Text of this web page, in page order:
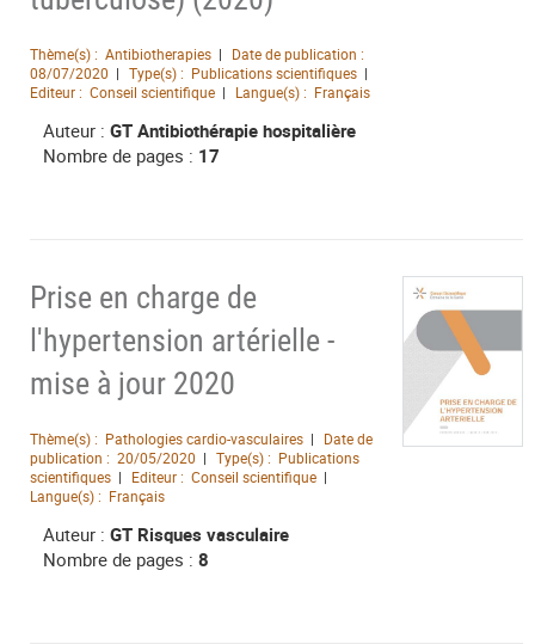
Thème(s) : Antibiotherapies
Date de publication :
08/07/2020
Type(s) : Publications scientifiques
Editeur : Conseil scientifique Langue(s) : Français
Auteur : GT Antibiothérapie hospitalière
Nombre de pages : 17
Prise en charge de
l'hypertension artérielle -
mise à jour 2020
Thème(s) : Pathologies cardio-vasculaires
Date de
publication : 20/05/2020 Type(s) : Publications
scientifiques
Editeur : Conseil scientifique
Langue(s) : Français
Auteur : GT Risques vasculaire
Nombre de pages : 8